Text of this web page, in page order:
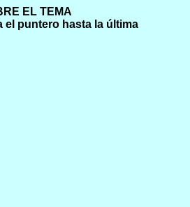
SOBRE EL TEMA
el puntero hasta la última